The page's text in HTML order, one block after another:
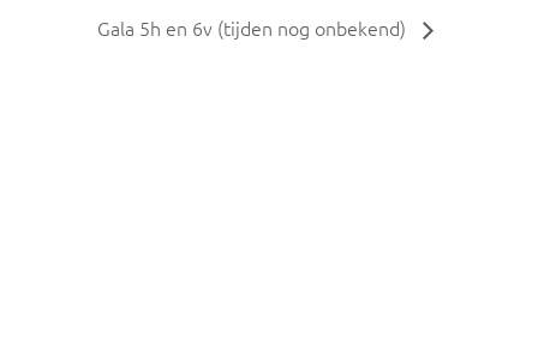
Gala 5h en 6v (tijden nog onbekend)